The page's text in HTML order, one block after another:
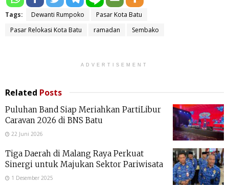
Tags: Dewanti Rumpoko
Pasar Kota Batu
Pasar Relokasi Kota Batu
ramadan Sembako
ADVERTISEMENT
Related Posts
Puluhan Band Siap Meriahkan PartiLibur
Caravan 2026 di BNS Batu
22 Juni 2026
Tiga Daerah di Malang Raya Perkuat
Sinergi untuk Majukan Sektor Pariwisata
1 Desember 2025